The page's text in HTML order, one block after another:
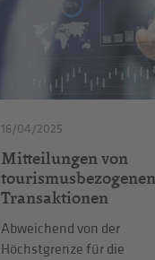
16/04/2025
Mitteilungen von
tourismusbezogenen
Transaktionen
Abweichend von der
Höchstgrenze für die